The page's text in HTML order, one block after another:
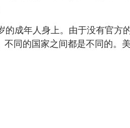
的成年人身上。由于没有官方
同的国家之间都是不同的。